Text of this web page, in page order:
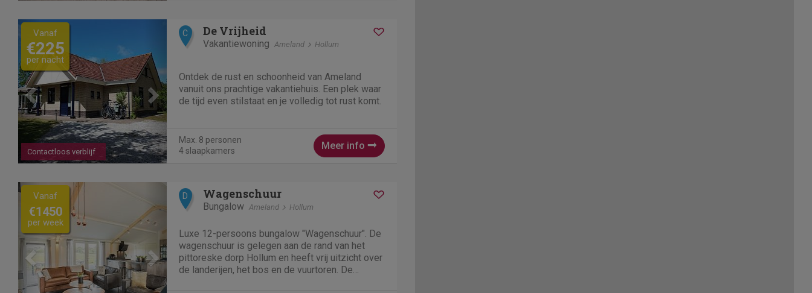
Previous Next
Contactloos verblijf
Vanaf
€225
per nacht
C De Vrijheid
Vakantiewoning Ameland Hollum
Ontdek de rust en schoonheid van Ameland
vanuit ons prachtige vakantiehuis. Een plek waar
de tijd even stilstaat en je volledig tot rust komt.
Max. 8 personen
4 slaapkamers
Meer info
Previous Next
Vanaf
€1450
per week
D Wagenschuur
Bungalow Ameland Hollum
Luxe 12-persoons bungalow "Wagenschuur". De
wagenschuur is gelegen aan de rand van het
pittoreske dorp Hollum en heeft vrij uitzicht over
de landerijen, het bos en de vuurtoren. De